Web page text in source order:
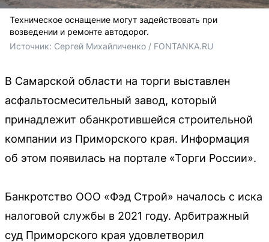
Техническое оснащение могут задействовать при
возведении и ремонте автодорог.
Источник: Сергей Михайличенко / FONTANKA.RU
В Самарской области на торги выставлен
асфальтосмесительный завод, который
принадлежит обанкротившейся строительной
компании из Приморского края. Информация
об этом появилась на портале «Торги России».
Банкротство ООО «Фэд Строй» началось с иска
налоговой службы в 2021 году. Арбитражный
суд Приморского края удовлетворил